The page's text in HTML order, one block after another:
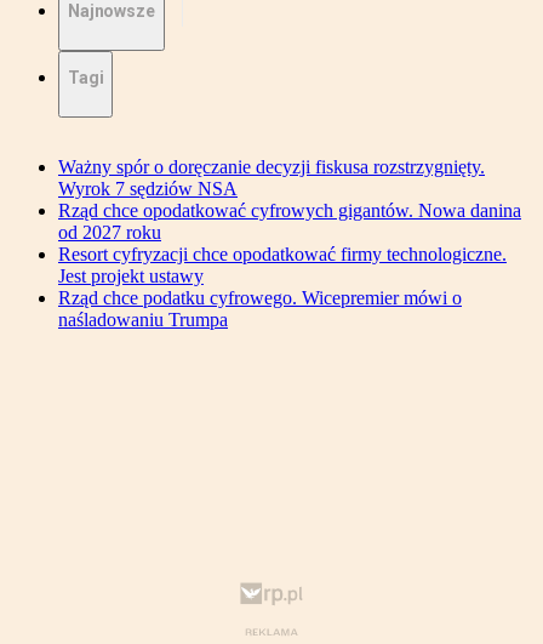
Najnowsze
Tagi
Ważny spór o doręczanie decyzji fiskusa rozstrzygnięty.
Wyrok 7 sędziów NSA
Rząd chce opodatkować cyfrowych gigantów. Nowa danina
od 2027 roku
Resort cyfryzacji chce opodatkować firmy technologiczne.
Jest projekt ustawy
Rząd chce podatku cyfrowego. Wicepremier mówi o
naśladowaniu Trumpa